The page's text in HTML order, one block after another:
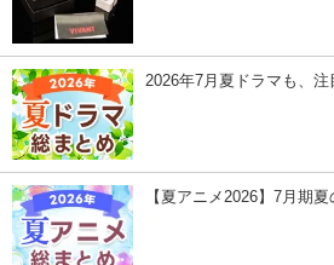
2026年7月夏ドラマも、
【夏アニメ2026】7月期